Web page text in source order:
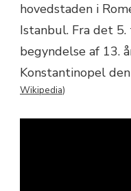
hovedstaden i
Istanbul. Fra det
begyndelse af 13.
Konstantinopel
Wikipedia)